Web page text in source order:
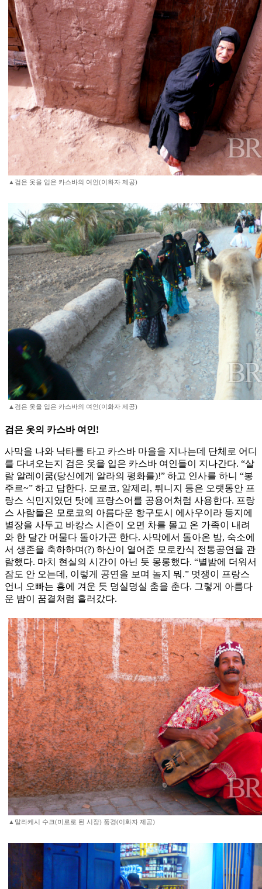
▲검은 옷을 입은 카스바의 여인(이화자 제공)
▲검은 옷을 입은 카스바의 여인(이화자 제공)
검은 옷의 카스바 여인!
사막을 나와 낙타를 타고 카스바 마을을 지나는데 단체로 어디
를 다녀오는지 검은 옷을 입은 카스바 여인들이 지나간다. “살
람 알레이쿰(당신에게 알라의 평화를)!” 하고 인사를 하니 “봉
주르~” 하고 답한다. 모로코, 알제리, 튀니지 등은 오랫동안 프
랑스 식민지였던 탓에 프랑스어를 공용어처럼 사용한다. 프랑
스 사람들은 모로코의 아름다운 항구도시 에사우이라 등지에
별장을 사두고 바캉스 시즌이 오면 차를 몰고 온 가족이 내려
와 한 달간 머물다 돌아가곤 한다. 사막에서 돌아온 밤, 숙소에
서 생존을 축하하며(?) 하산이 열어준 모로칸식 전통공연을 관
람했다. 마치 현실의 시간이 아닌 듯 몽롱했다. “별밤에 더워서
잠도 안 오는데, 이렇게 공연을 보며 놀지 뭐.” 멋쟁이 프랑스
언니 오빠는 흥에 겨운 듯 덩실덩실 춤을 춘다. 그렇게 아름다
운 밤이 꿈결처럼 흘러갔다.
▲말라케시 수크(미로로 된 시장) 풍경(이화자 제공)